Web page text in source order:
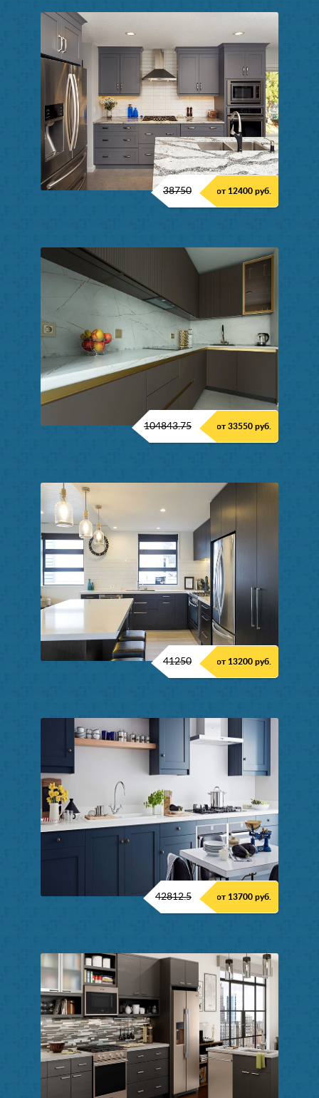
38750 от 12400 руб.
104843.75 от 33550 руб.
41250 от 13200 руб.
42812.5 от 13700 руб.